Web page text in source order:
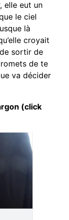
elle eut un
le ciel
là
croyait
sortir de
de te
va décider
(click